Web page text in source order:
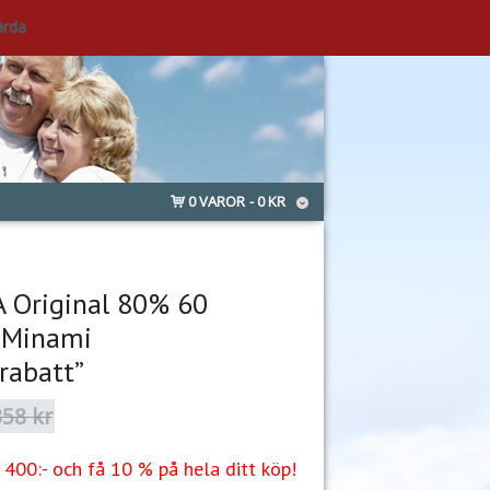
0 VAROR 0 KR
Original 80% 60
krDet
ursprungliga
var:
Det
nuvarande
är:
och få 10 % på hela ditt köp!